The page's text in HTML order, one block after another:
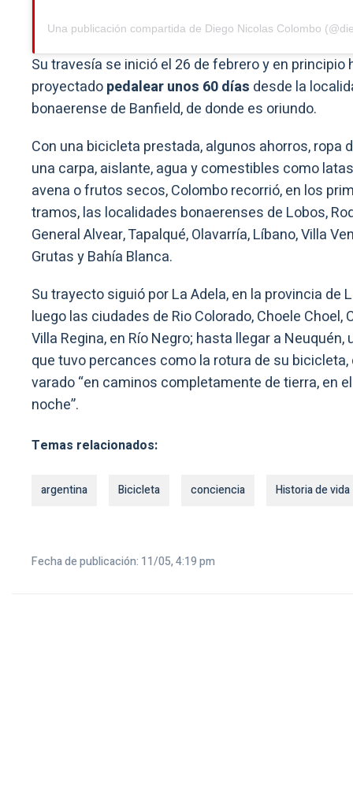
Una publicación compartida de Diego Nicolas Colombo
Su travesía se inició el 26 de febrero y en principio
proyectadopedalear unos 60 días desde la
bonaerense de Banfield, de donde es oriundo.
Con una bicicleta prestada, algunos ahorros, ropa
una carpa, aislante, agua y comestibles como
avena o frutos secos, Colombo recorrió, en los
tramos, las localidades bonaerenses de Lobos,
General Alvear, Tapalqué, Olavarría, Líbano, Villa
Grutas y Bahía Blanca.
Su trayecto siguió por La Adela, en la provincia de
luego las ciudades de Rio Colorado, Choele Choel,
Villa Regina, en Río Negro; hasta llegar a Neuquén,
que tuvo percances como la rotura de su bicicleta,
varado “en caminos completamente de tierra, en
noche”.
Temas relacionados:
argentina Bicicleta conciencia Historia de vida
Fecha de publicación: 11/05, 4:19 pm